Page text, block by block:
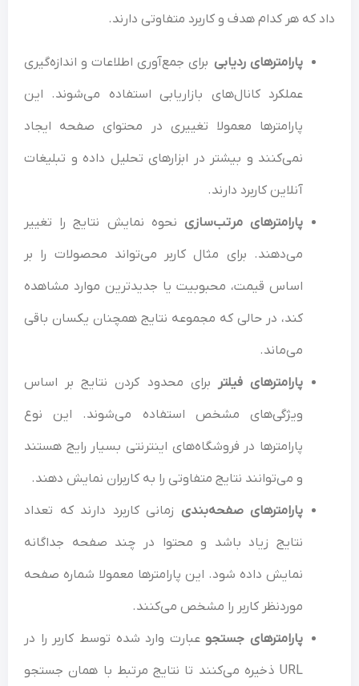
که هر کدام هدف و کاربرد متفاوتی دارند.
پارامترهای ردیابی برای جمع‌آوری اطلاعات و اندازه‌گیری
عملکرد کانال‌های بازاریابی استفاده می‌شوند. این
پارامترها معمولا تغییری در محتوای صفحه ایجاد
نمی‌کنند و بیشتر در ابزارهای تحلیل داده و تبلیغات
آنلاین کاربرد دارند.
پارامترهای مرتب‌سازینحوه نمایش نتایج را تغییر
می‌دهند. برای مثال کاربر می‌تواند محصولات را بر
اساس قیمت، محبوبیت یا جدیدترین موارد مشاهده
کند، در حالی که مجموعه نتایج همچنان یکسان باقی
می‌ماند.
پارامترهای فیلتر برای محدود کردن نتایج بر اساس
ویژگی‌های مشخص استفاده می‌شوند. این نوع
پارامترها در فروشگاه‌های اینترنتی بسیار رایج هستند
و می‌توانند نتایج متفاوتی را به کاربران نمایش دهند.
پارامترهای صفحه‌بندیزمانی کاربرد دارند که تعداد
نتایج زیاد باشد و محتوا در چند صفحه جداگانه
نمایش داده شود. این پارامترها معمولا شماره صفحه
موردنظر کاربر را مشخص می‌کنند.
پارامترهای جستجو عبارت وارد شده توسط کاربر را در
URL ذخیره می‌کنند تا نتایج مرتبط با همان جستجو